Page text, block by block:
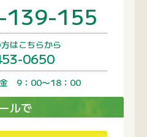
139-155
はこちらから
0650
金 9：00〜18：00
ルで